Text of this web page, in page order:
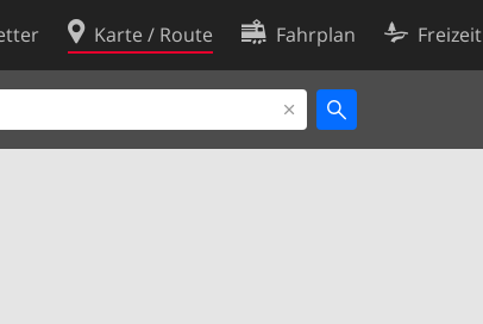
Karte / Route Fahrplan Freizeit
Cookie-Richtlinie
Cookie-Einstellungen